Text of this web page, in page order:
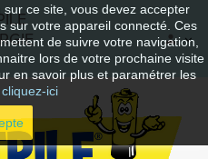
ce site, vous devez accepter
sur votre appareil connecté. Ces
de suivre votre navigation,
lors de votre prochaine visite
en savoir plus et paramétrer les
cliquez-ici